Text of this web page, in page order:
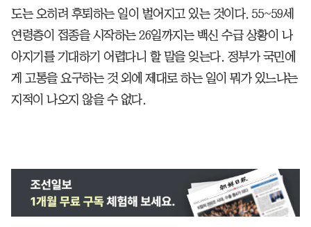
도는 오히려 후퇴하는 일이 벌어지고 있는 것이다. 55~59세
연령층이 접종을 시작하는 26일까지는 백신 수급 상황이 나
아지기를 기대하기 어렵다니 할 말을 잊는다. 정부가 국민에
게 고통을 요구하는 것 외에 제대로 하는 일이 뭐가 있느냐는
지적이 나오지 않을 수 없다.